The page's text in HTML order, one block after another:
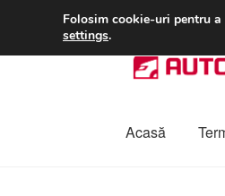
LIVRARE
Sari
la
Sari
la
Acasă
Folosim cookie-uri pentru
settings.